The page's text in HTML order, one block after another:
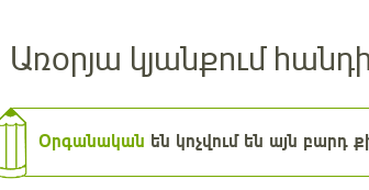
Առօրյա կյանքում
Օրգանական են կոչվում են այն բարդ